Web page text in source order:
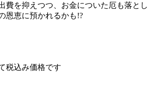
費を抑えつつ、お金についた厄も落とし
恩恵に預かれるかも!?
税込み価格です